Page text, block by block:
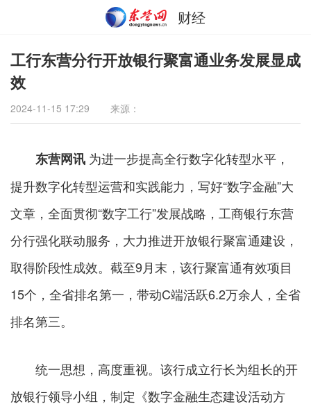
财经
工行东营分行开放银行聚富通业务发展显成
效
2024-11-15 17:29 来源：
东营网讯 为进一步提高全行数字化转型水平，
提升数字化转型运营和实践能力，写好“数字金融”大
文章，全面贯彻“数字工行”发展战略，工商银行东营
分行强化联动服务，大力推进开放银行聚富通建设，
取得阶段性成效。截至9月末，该行聚富通有效项目
15个，全省排名第一，带动C端活跃6.2万余人，全省
排名第三。
统一思想，高度重视。该行成立行长为组长的开
放银行领导小组，制定《数字金融生态建设活动方